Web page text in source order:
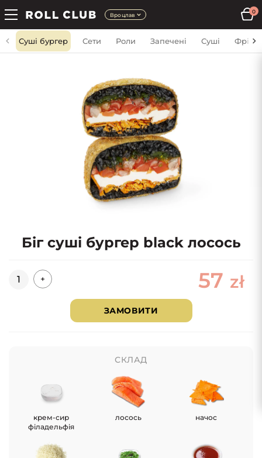
Вроцлав
0
Суші бургер Сети Роли Запечені Суші Фрі
Біг суші бургер black лосось
Кількість
+ 57 zł
ЗАМОВИТИ
СКЛАД
крем-сир
філадельфія
лосось начос